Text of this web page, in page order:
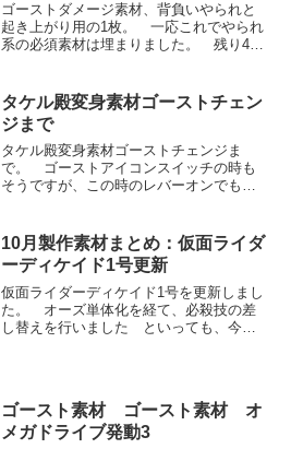
ゴーストダメージ素材、背負いやられと
起き上がり用の1枚。 一応これでやられ
系の必須素材は埋まりました。 残り4日
いく作業と並行していく予定です。
タケル殿変身素材ゴーストチェン
ジまで
タケル殿変身素材ゴーストチェンジま
で。 ゴーストアイコンスイッチの時も
そうですが、この時のレバーオンでもゴ
は間に合わないのですが。
10月製作素材まとめ：仮面ライダ
ーディケイド1号更新
仮面ライダーディケイド1号を更新しまし
た。 オーズ単体化を経て、必殺技の差
し替えを行いました といっても、今回
ゴースト素材 ゴースト素材 オ
メガドライブ発動3